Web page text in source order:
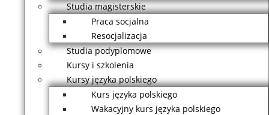
Studia magisterskie
Praca socjalna
Resocjalizacja
Studia podyplomowe
Kursy i szkolenia
Kursy języka polskiego
Kurs języka polskiego
Wakacyjny kurs języka polskiego